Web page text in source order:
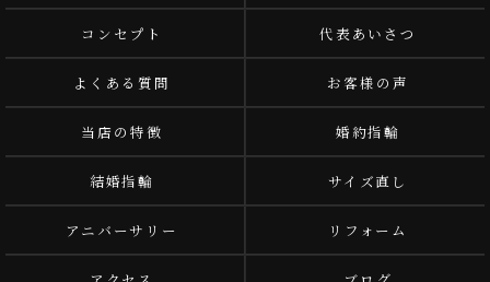
コンセプト 代表あいさつ
よくある質問 お客様の声
当店の特徴 婚約指輪
結婚指輪 サイズ直し
アニバーサリー リフォーム